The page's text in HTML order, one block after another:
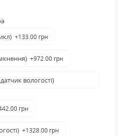
+133.00 грн
+972.00 грн
вологості)
грн
+1328.00 грн